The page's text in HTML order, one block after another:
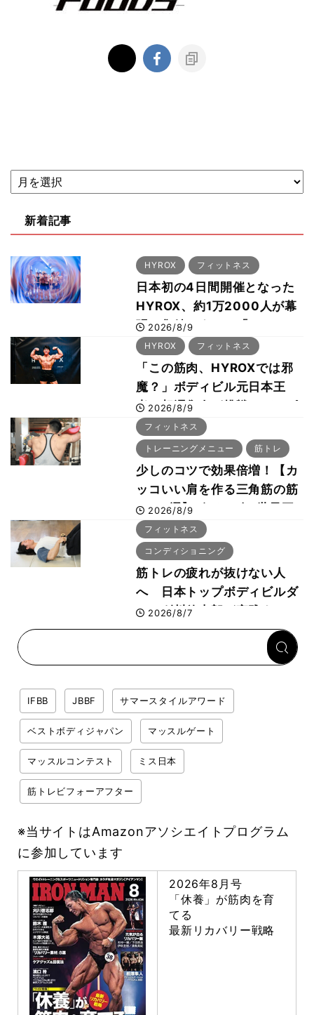
新着記事
HYROX フィットネス
日本初の4日間開催となった
HYROX、約1万2000人が幕
張に集結 すでに「2028、
29年の大会も準備」
2026/8/9
HYROX フィットネス
「この筋肉、HYROXでは邪
魔？」ボディビル元日本王
者・相澤隼人が挑戦 バーピ
ーでは驚異の種目2位
2026/8/9
フィットネス
トレーニングメニュー 筋トレ
少しのコツで効果倍増！【カ
ッコいい肩を作る三角筋の筋
トレ6選】ボディビル世界王
者が解説！
2026/8/9
フィットネス
コンディショニング
筋トレの疲れが抜けない人
へ 日本トップボディビルダ
ー・刈川啓志郎が実践する
「回復習慣」
2026/8/7
IFBB JBBF サマースタイルアワード
ベストボディジャパン マッスルゲート
マッスルコンテスト ミス日本
筋トレビフォーアフター
※当サイトはAmazonアソシエイトプログラム
に参加しています
2026年8月号
「休養」が筋肉を育
てる
最新リカバリー戦略